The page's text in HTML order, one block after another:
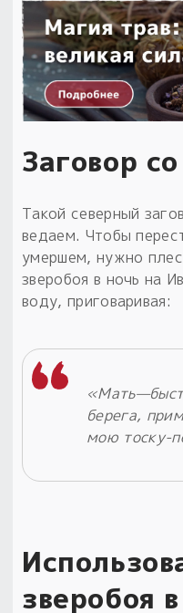
Заговор
Такой северный
ведаем. Чтобы
умершем, нужно
зверобоя в ночь на
воду, приговаривая:
берега,
мою тоску-
зверобоя